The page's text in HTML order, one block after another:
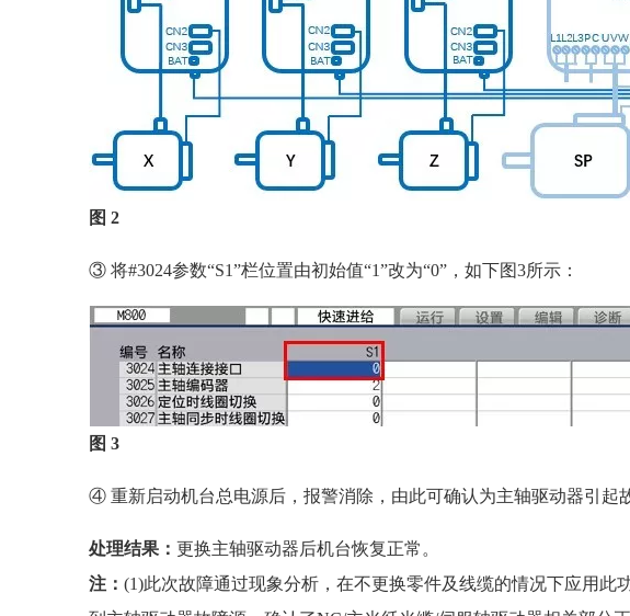
图 2
③ 将#3024参数“S1”栏位置由初始值“1”改为“0”，如下图3所示：
图 3
④ 重新启动机台总电源后，报警消除，由此可确认为主轴驱动器引起
处理结果： 更换主轴驱动器后机台恢复正常。
注： (1)此次故障通过现象分析，在不更换零件及线缆的情况下应用此